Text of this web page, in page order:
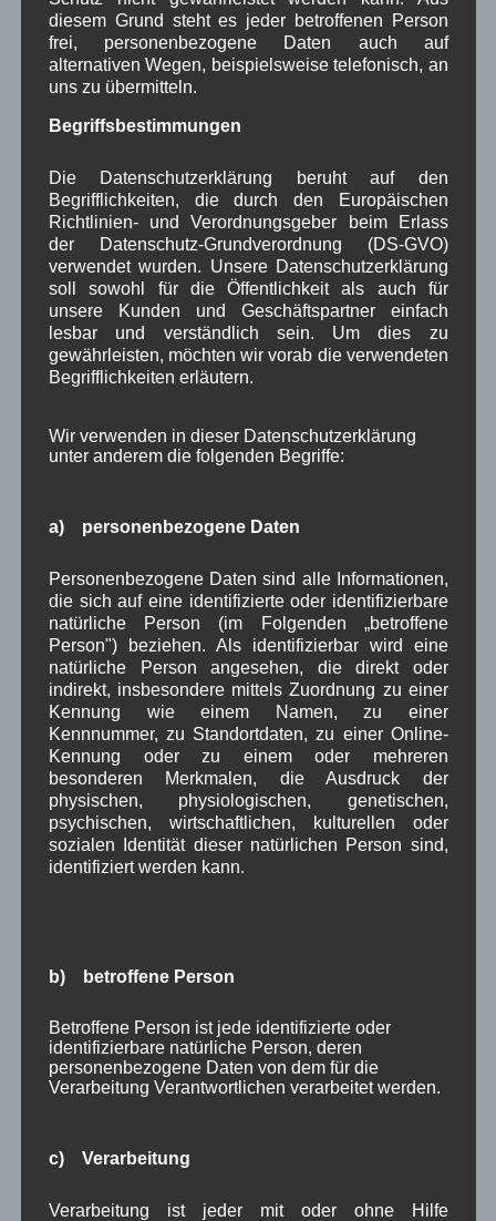
Kategorien für Beiträge
Dorferneuerung(154)
Gemeinderat(128)
in Wallgau(1.091)
Kommunalpolitik(85)
Pressespiegel(282)
um Wallgau(258)
Wallgau im Netz(65)
Schlagwörter
1250-Jahre ,AlpenRaum ,Arbeitsgruppe 1-13
Bildergalerie Brauchtum
Dorferneuerung , Dorfleben ,
Dorfplatz ,Energiewende , Fest G7 ,
Gesundheit , Gewerbe ,Haushalt
historische Bilder Infrastruktur ,Isarkies
Kirche , Kunsthandwerk ,Landwirtschaft ,
Musik , Natur und Umwelt Ochsenrennen
Schule Sport Tagespflege , Tourismus
Veranstaltung
Vorstand Dorferneuerung
,
Bauernregel im August
Laeßt St. Laurenz den Weinberg braten, dann wird die Traube
diesem Grund steht es jeder betroffenen Person
frei, personenbezogene Daten auch auf
alternativen Wegen, beispielsweise telefonisch, an
uns zu übermitteln.
Begriffsbestimmungen
Die Datenschutzerklärung beruht auf den
Begrifflichkeiten, die durch den Europäischen
Richtlinien- und Verordnungsgeber beim Erlass
der Datenschutz-Grundverordnung (DS-GVO)
verwendet wurden. Unsere Datenschutzerklärung
soll sowohl für die Öffentlichkeit als auch für
unsere Kunden und Geschäftspartner einfach
lesbar und verständlich sein. Um dies zu
gewährleisten, möchten wir vorab die verwendeten
Begrifflichkeiten erläutern.
Wir verwenden in dieser Datenschutzerklärung
unter anderem die folgenden Begriffe:
a) personenbezogene Daten
Personenbezogene Daten sind alle Informationen,
die sich auf eine identifizierte oder identifizierbare
natürliche Person (im Folgenden „betroffene
Person") beziehen. Als identifizierbar wird eine
natürliche Person angesehen, die direkt oder
indirekt, insbesondere mittels Zuordnung zu einer
Kennung wie einem Namen, zu einer
Kennnummer, zu Standortdaten, zu einer Online-
Kennung oder zu einem oder mehreren
besonderen Merkmalen, die Ausdruck der
physischen, physiologischen, genetischen,
psychischen, wirtschaftlichen, kulturellen oder
sozialen Identität dieser natürlichen Person sind,
identifiziert werden kann.
b) betroffene Person
Betroffene Person ist jede identifizierte oder
identifizierbare natürliche Person, deren
personenbezogene Daten von dem für die
Verarbeitung Verantwortlichen verarbeitet werden.
c) Verarbeitung
Verarbeitung ist jeder mit oder ohne Hilfe